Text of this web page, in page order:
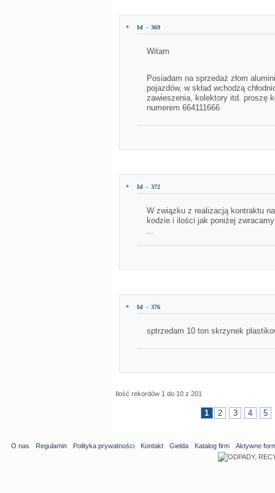
* Id - 369
Witam
Posiadam na sprzedaż złom
pojazdów, w skład wchodzą
zawieszenia, kolektory itd. proszę
numerem 664111666
* Id - 372
W związku z realizacją kontraktu
kodzie i ilości jak poniżej
...
* Id - 376
sptrzedam 10 ton skrzynek
Ilość rekordów 1 do 10 z 201
1 2 3 4 5
O nas Regulamin Polityka prywatności Kontakt Gielda Katalog firm Aktywne